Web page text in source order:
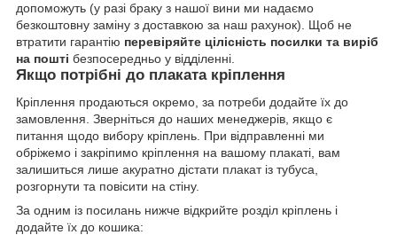
допоможуть (у разі браку з нашої вини ми надаємо
безкоштовну заміну з доставкою за наш рахунок). Щоб не
втратити гарантію перевіряйте цілісність посилки та виріб
на пошті безпосередньо у відділенні.
Якщо потрібні до плаката кріплення
Кріплення продаються окремо, за потреби додайте їх до
замовлення. Зверніться до наших менеджерів, якщо є
питання щодо вибору кріплень. При відправленні ми
обріжемо і закріпимо кріплення на вашому плакаті, вам
залишиться лише акуратно дістати плакат із тубуса,
розгорнути та повісити на стіну.
За одним із посилань нижче відкрийте розділ кріплень і
додайте їх до кошика: